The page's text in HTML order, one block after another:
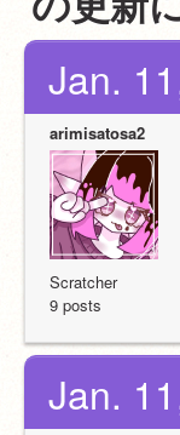
Jan.
arimisatosa2
Scratcher
9 posts
Jan.